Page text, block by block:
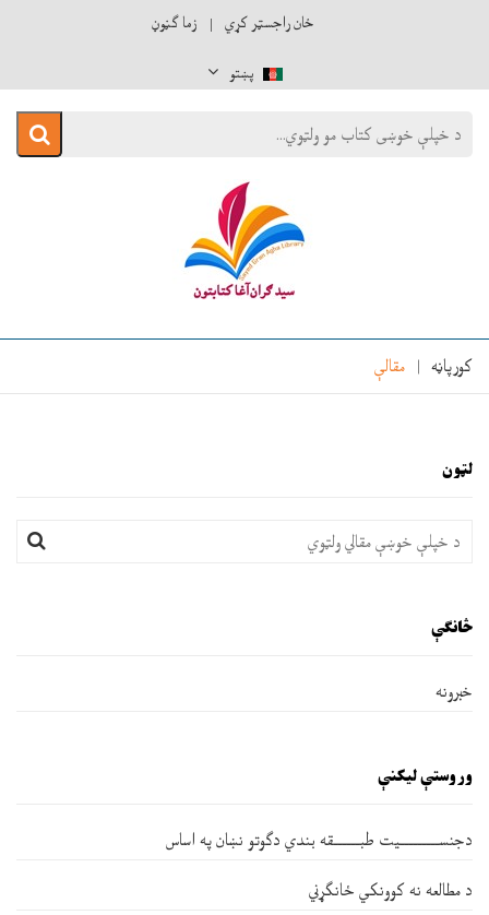
ځان راجسټر کړي
زما ګڼوڼ
پښتو
کورپاڼه مقالې
لټون
څانګې
خبرونه
وروستې ليکنې
دجنســـــــــیت طبــــــقه بندي دګوتو نښان په اساس
د مطالعه نه کوونکي ځانګړني